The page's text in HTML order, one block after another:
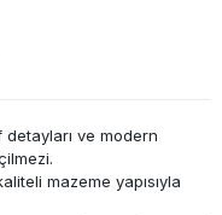
ve modern
mazeme yapısıyla